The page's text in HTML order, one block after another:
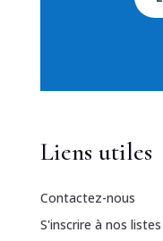
Liens utiles
Contactez-nous
S'inscrire à nos